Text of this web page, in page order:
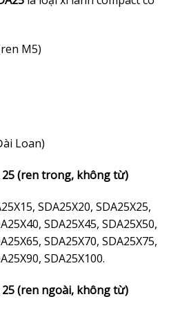
M5)
Loan)
25 (ren trong, không từ)
SDA25X20, SDA25X25,
SDA25X45, SDA25X50,
SDA25X70, SDA25X75,
SDA25X100.
25 (ren ngoài, không từ)